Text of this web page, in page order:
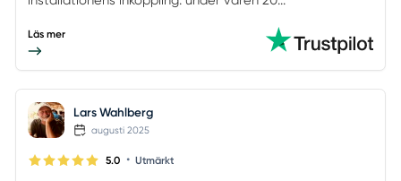
Läs mer
Lars Wahlberg
augusti 2025
5.0 • Utmärkt